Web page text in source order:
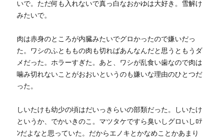
いで。ただ何も入れないで真っ白なおかゆは大好き。雪解け
みたいで。
肉は赤身のところが内臓みたいでグロかったので嫌いだっ
た。ワシのふとももの肉も切ればあんなんだと思うともうダ
メだった。ホラーすぎた。あと、ワシが乱食い歯なので肉は
噛み切れないことがおおいというのも嫌いな理由のひとつだ
った。
しいたけも幼少の頃はだいっきらいの部類だった。しいたけ
というか、でかいきのこ。マツタケですら臭いしグロいしﾛﾃ
ﾝだよなと思っていた。だからエノキとかなめことかあまり